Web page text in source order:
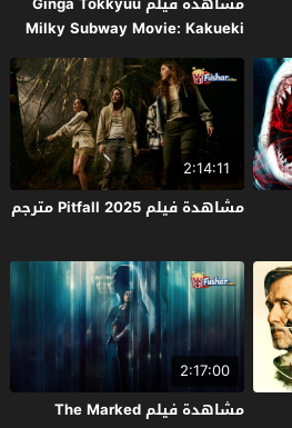
Milky Subway Movie: Kakueki
Teisha Gekijou Yuki 2026 مترجم
2:14:11
مشاهدة فيلم Pitfall 2025 مترجم
2:17:00
مشاهدة فيلم The Marked